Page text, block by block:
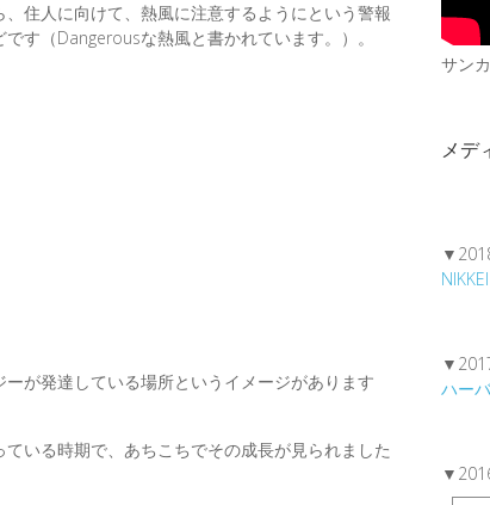
住人に向けて、熱風に注意するようにという警報
す（Dangerousな熱風と書かれています。）。
が発達している場所というイメージがあります
いる時期で、あちこちでその成長が見られました
サン
メデ
ハー